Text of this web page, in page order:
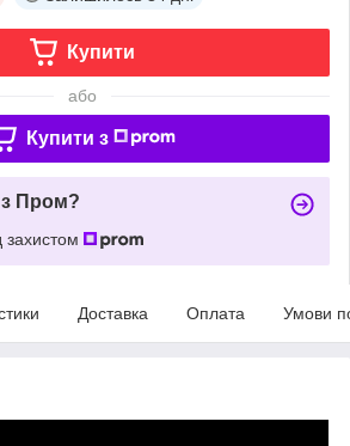
Купити
або
Купити з
з Пром?
захистом
Доставка Оплата Умови